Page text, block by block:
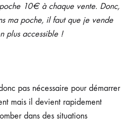
10€ à chaque vente. Donc,
ma poche, il faut que je vende
plus accessible !
pas nécessaire pour démarrer
mais il devient rapidement
dans des situations